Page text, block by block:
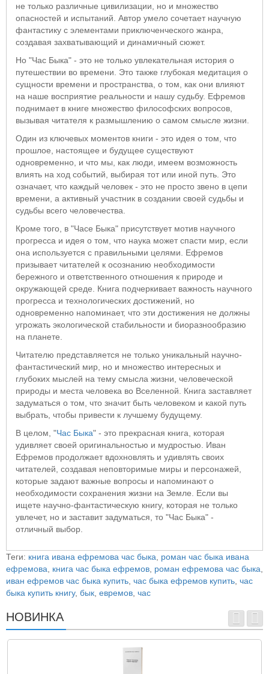
не только различные цивилизации, но и множество
опасностей и испытаний. Автор умело сочетает научную
фантастику с элементами приключенческого жанра,
создавая захватывающий и динамичный сюжет.
Но "Час Быка" - это не только увлекательная история о
путешествии во времени. Это также глубокая медитация о
сущности времени и пространства, о том, как они влияют
на наше восприятие реальности и нашу судьбу. Ефремов
поднимает в книге множество философских вопросов,
вызывая читателя к размышлению о самом смысле жизни.
Один из ключевых моментов книги - это идея о том, что
прошлое, настоящее и будущее существуют
одновременно, и что мы, как люди, имеем возможность
влиять на ход событий, выбирая тот или иной путь. Это
означает, что каждый человек - это не просто звено в цепи
времени, а активный участник в создании своей судьбы и
судьбы всего человечества.
Кроме того, в "Часе Быка" присутствует мотив научного
прогресса и идея о том, что наука может спасти мир, если
она используется с правильными целями. Ефремов
призывает читателей к осознанию необходимости
бережного и ответственного отношения к природе и
окружающей среде. Книга подчеркивает важность научного
прогресса и технологических достижений, но
одновременно напоминает, что эти достижения не должны
угрожать экологической стабильности и биоразнообразию
на планете.
Читателю представляется не только уникальный научно-
фантастический мир, но и множество интересных и
глубоких мыслей на тему смысла жизни, человеческой
природы и места человека во Вселенной. Книга заставляет
задуматься о том, что значит быть человеком и какой путь
выбрать, чтобы привести к лучшему будущему.
В целом, "Час Быка" - это прекрасная книга, которая
удивляет своей оригинальностью и мудростью. Иван
Ефремов продолжает вдохновлять и удивлять своих
читателей, создавая неповторимые миры и персонажей,
которые задают важные вопросы и напоминают о
необходимости сохранения жизни на Земле. Если вы
ищете научно-фантастическую книгу, которая не только
увлечет, но и заставит задуматься, то "Час Быка" -
отличный выбор.
Теги: книга ивана ефремова час быка
роман час быка ивана
ефремова
книга час быка ефремов роман ефремова час быка
иван ефремов час быка купить час быка ефремов купить час
быка купить книгу, бык евремов час
НОВИНКА